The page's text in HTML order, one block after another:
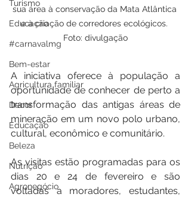
Turismo
Educação
#carnavalmg
Bem-estar
Agricultura familiar
Decor
Educação
Beleza
Nutrição
Agronegócio
sua área à conservação da Mata Atlântica
e à criação de corredores ecológicos.
Foto: divulgação
A iniciativa oferece à população a
oportunidade de conhecer de perto a
transformação das antigas áreas de
mineração em um novo polo urbano,
cultural, econômico e comunitário.
As visitas estão programadas para os
dias 20 e 24 de fevereiro e são
voltadas a moradores, estudantes,